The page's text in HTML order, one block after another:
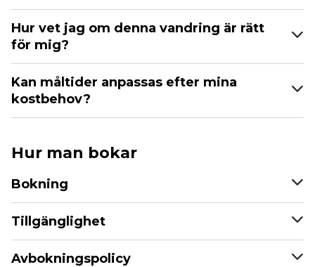
Hur vet jag om denna vandring är rätt
för mig?
Kan måltider anpassas efter mina
kostbehov?
Hur man bokar
Bokning
Tillgänglighet
Avbokningspolicy